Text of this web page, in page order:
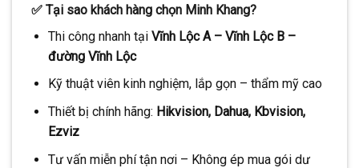
✅ Tại sao khách hàng chọn Minh Khang?
Thi công nhanh tại Vĩnh Lộc A – Vĩnh Lộc B –
đường Vĩnh Lộc
Kỹ thuật viên kinh nghiệm, lắp gọn – thẩm mỹ cao
Thiết bị chính hãng: Hikvision, Dahua, Kbvision,
Ezviz
Tư vấn miễn phí tận nơi – Không ép mua gói dư